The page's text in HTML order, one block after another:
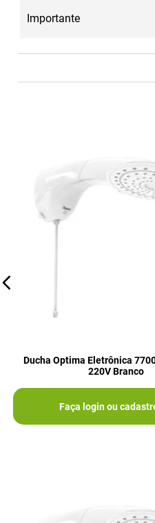
Importante
Ducha Optima Eletrônica
220V Branco
Faça login ou